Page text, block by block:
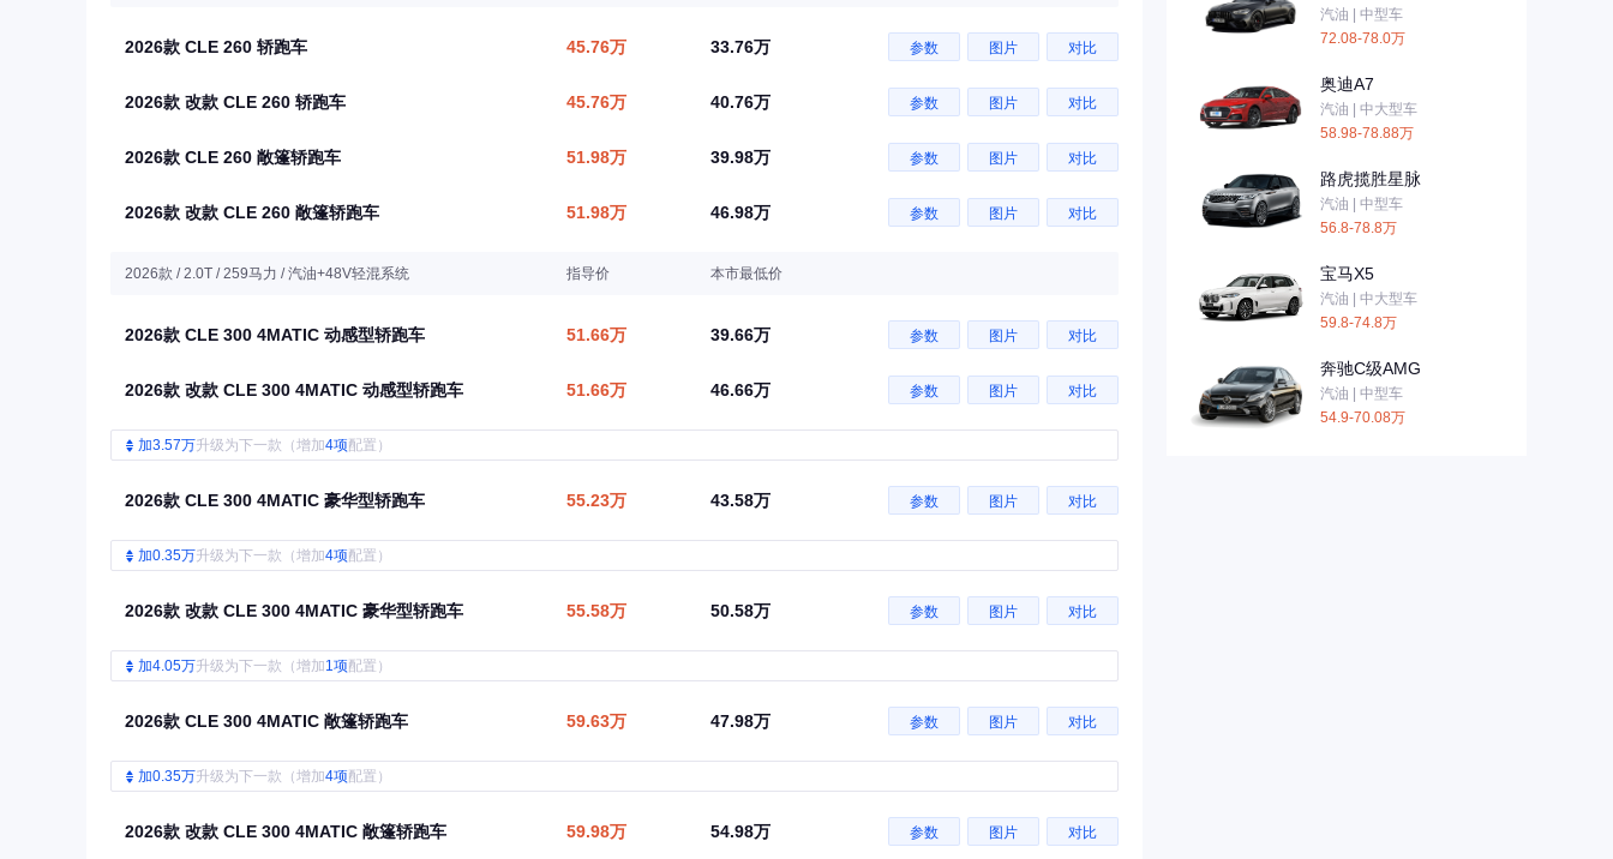
2026款 CLE 260 轿跑车 45.76万 33.76万 参数 图片 对比
2026款 改款 CLE 260 轿跑车 45.76万 40.76万 参数 图片 对比
2026款 CLE 260 敞篷轿跑车 51.98万 39.98万 参数 图片 对比
2026款 改款 CLE 260 敞篷轿跑车 51.98万 46.98万 参数 图片 对比
2026款 / 2.0T / 259马力 / 汽油+48V轻混系统 指导价 本市最低价
2026款 CLE 300 4MATIC 动感型轿跑车 51.66万 39.66万 参数 图片 对比
2026款 改款 CLE 300 4MATIC 动感型轿跑车 51.66万 46.66万 参数 图片 对比
加3.57万升级为下一款（增加4项配置）
2026款 CLE 300 4MATIC 豪华型轿跑车 55.23万 43.58万 参数 图片 对比
加0.35万升级为下一款（增加4项配置）
2026款 改款 CLE 300 4MATIC 豪华型轿跑车 55.58万 50.58万 参数 图片 对比
加4.05万升级为下一款（增加1项配置）
2026款 CLE 300 4MATIC 敞篷轿跑车 59.63万 47.98万 参数 图片 对比
加0.35万升级为下一款（增加4项配置）
2026款 改款 CLE 300 4MATIC 敞篷轿跑车 59.98万 54.98万 参数 图片 对比
汽油 | 中型车
72.08-78.0万
奥迪A7
汽油 | 中大型车
58.98-78.88万
路虎揽胜星脉
汽油 | 中型车
56.8-78.8万
宝马X5
汽油 | 中大型车
59.8-74.8万
奔驰C级AMG
汽油 | 中型车
54.9-70.08万